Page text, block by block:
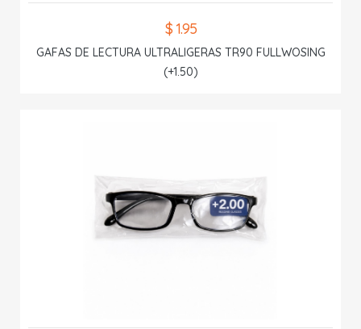
$ 1.95
GAFAS DE LECTURA ULTRALIGERAS TR90 FULLWOSING
(+1.50)